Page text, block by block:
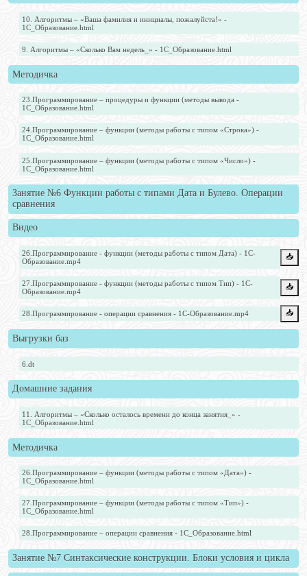
10. Алгоритмы – «Ваша фамилия и инициалы, пожалуйста!» -
1С_Образование.html
9. Алгоритмы – «Сколько Вам недель_» - 1С_Образование.html
Методичка
23.Программирование – процедуры и функции (методы вывода -
1С_Образование.html
24.Программирование – функции (методы работы с типом «Строка») -
1С_Образование.html
25.Программирование – функции (методы работы с типом «Число») -
1С_Образование.html
Занятие №6 Функции работы с типами Дата и Булево. Операции
сравнения
Видео
26.Программирование - функции (методы работы с типом Дата) - 1С-
Образование.mp4
📥️
27.Программирование - функции (методы работы с типом Тип) - 1С-
Образование.mp4
📥️
28.Программирование - операции сравнения - 1С-Образование.mp4 📥️
Выгрузки баз
6.dt
Домашние задания
11. Алгоритмы – «Сколько осталось времени до конца занятия_» -
1С_Образование.html
Методичка
26.Программирование – функции (методы работы с типом «Дата») -
1С_Образование.html
27.Программирование – функции (методы работы с типом «Тип») -
1С_Образование.html
28.Программирование – операции сравнения - 1С_Образование.html
Занятие №7 Синтаксические конструкции. Блоки условия и цикла